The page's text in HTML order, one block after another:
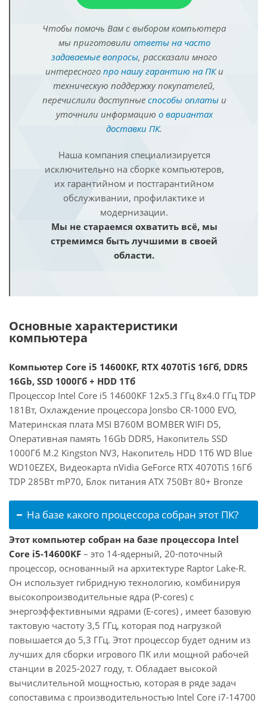
Чтобы помочь Вам с выбором компьютера
мы приготовили ответы на часто
задаваемые вопросы, рассказали много
интересного про нашу гарантию на ПКи
техническую поддержку покупателей,
перечислили доступные способы оплатыи
уточнили информацию о вариантах
доставки ПК.
Наша компания специализируется
исключительно на сборке компьютеров,
их гарантийном и постгарантийном
обслуживании, профилактике и
модернизации.
Мы не стараемся охватить всё, мы
стремимся быть лучшими в своей
области.
Основные характеристики
компьютера
Компьютер Core i5 14600KF, RTX 4070TiS 16Гб, DDR5
16Gb, SSD 1000Гб + HDD 1Тб
Процессор Intel Core i5 14600KF 12x5.3 ГГц 8x4.0 ГГц TDP
181Вт, Охлаждение процессора Jonsbo CR-1000 EVO,
Материнская плата MSI B760M BOMBER WIFI D5,
Оперативная память 16Gb DDR5, Накопитель SSD
1000Гб M.2 Kingston NV3, Накопитель HDD 1Тб WD Blue
WD10EZEX, Видеокарта nVidia GeForce RTX 4070TiS 16Гб
TDP 285Вт mP70, Блок питания ATX 750Вт 80+ Bronze
На базе какого процессора собран этот ПК?
Этот компьютер собран на базе процессора Intel
Core i5-14600KF – это 14-ядерный, 20-поточный
процессор, основанный на архитектуре Raptor Lake-R.
Он использует гибридную технологию, комбинируя
высокопроизводительные ядра (P-cores) с
энергоэффективными ядрами (E-cores) , имеет базовую
тактовую частоту 3,5 ГГц, которая под нагрузкой
повышается до 5,3 ГГц. Этот процессор будет одним из
лучших для сборки игрового ПК или мощной рабочей
станции в 2025-2027 году, т. Обладает высокой
вычислительной мощностью, которая в ряде задач
сопоставима с производительностью Intel Core i7-14700